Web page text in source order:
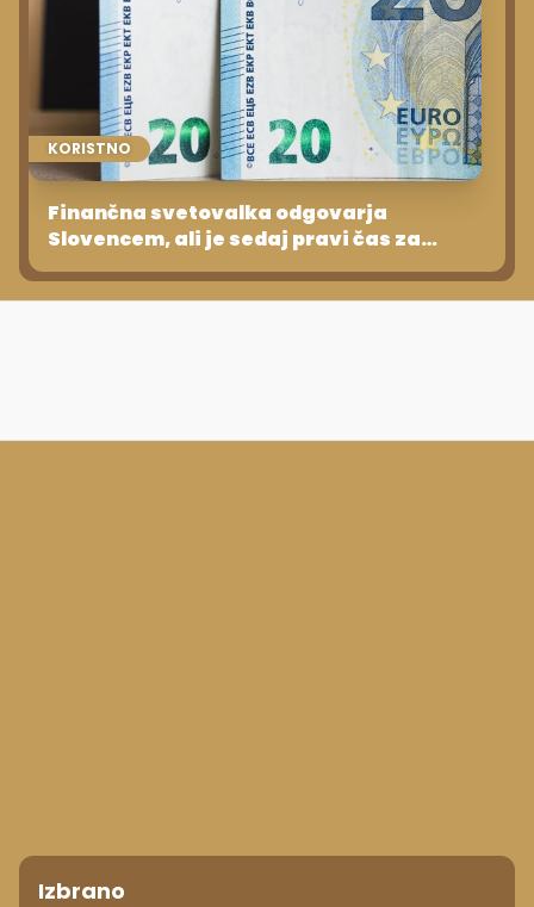
KORISTNO
Finančna svetovalka odgovarja
Slovencem, ali je sedaj pravi čas za
vlaganje
Izbrano